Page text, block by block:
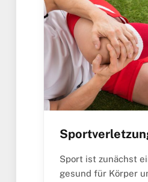
Sport ist zunächst
gesund für Körper